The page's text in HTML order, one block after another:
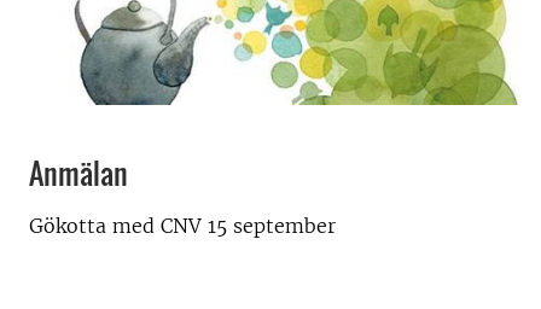
Anmälan
Gökotta med CNV 15 september